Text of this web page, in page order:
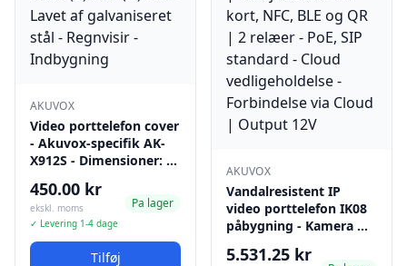
AKUVOX
Video porttelefon cover
- Akuvox-specifik AK-
X912S - Dimensioner: …
450.00 kr
ekskl. moms
✓ Levering 1-4 dage
Pa lager
Tilføj
AKUVOX
Vandalresistent IP
video porttelefon IK08
påbygning - Kamera …
5.531.25 kr